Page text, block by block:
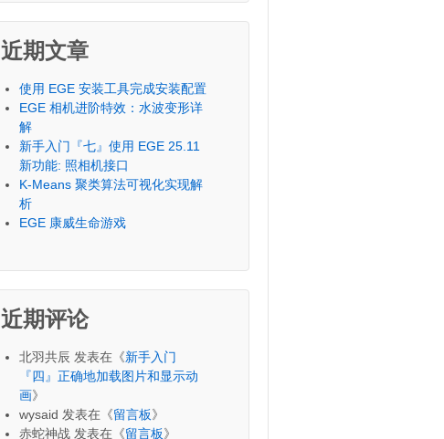
近期文章
使用 EGE 安装工具完成安装配置
EGE 相机进阶特效：水波变形详
解
新手入门『七』使用 EGE 25.11
新功能: 照相机接口
K-Means 聚类算法可视化实现解
析
EGE 康威生命游戏
近期评论
北羽共辰 发表在《新手入门
『四』正确地加载图片和显示动
画》
wysaid 发表在《留言板》
赤蛇神战 发表在《留言板》